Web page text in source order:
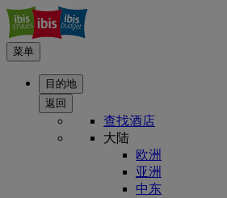
菜单
目的地
返回
查找酒店
大陆
欧洲
亚洲
中东